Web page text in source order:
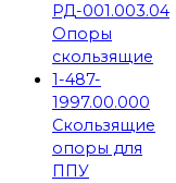
РД-001.003.04
Опоры
скользящие
1-487-
1997.00.000
Скользящие
опоры для
ППУ